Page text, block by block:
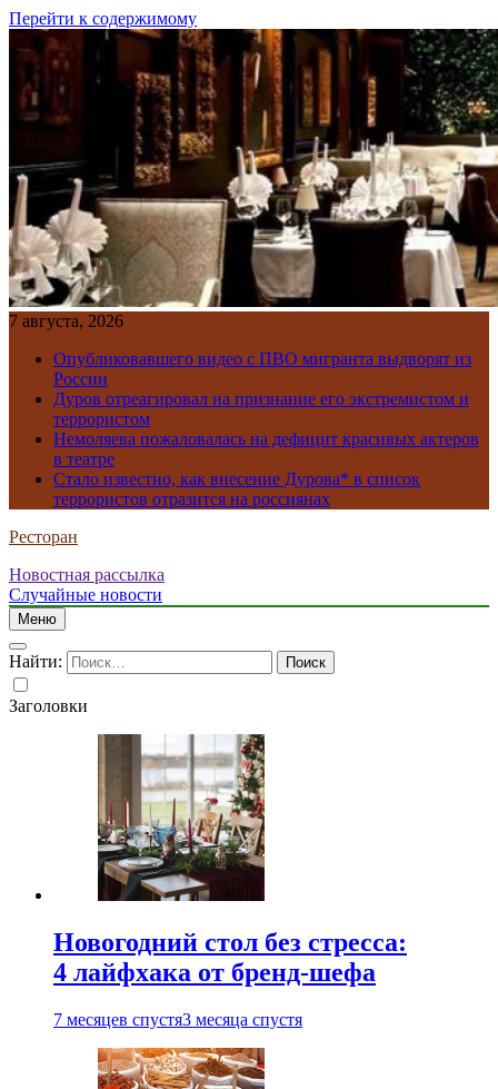
Перейти к содержимому
7 августа, 2026
Опубликовавшего видео с ПВО мигранта выдворят из
России
Дуров отреагировал на признание его экстремистом и
террористом
Немоляева пожаловалась на дефицит красивых актеров
в театре
Стало известно, как внесение Дурова* в список
террористов отразится на россиянах
Ресторан
Новостная рассылка
Случайные новости
Меню
Найти:
Заголовки
Новогодний стол без стресса:
4 лайфхака от бренд-шефа
7 месяцев спустя3 месяца спустя